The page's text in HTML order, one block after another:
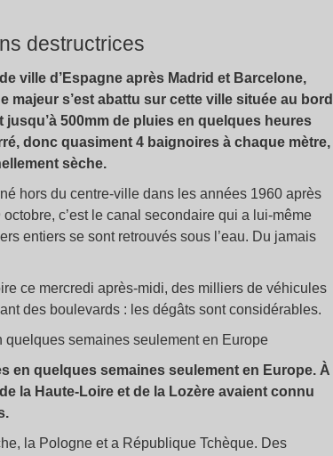
destructrices
ville d’Espagne après Madrid et Barcelone,
majeur s’est abattu sur cette ville située au bord
500mm de pluies en quelques heures
donc quasiment 4 baignoires à chaque mètre,
sèche.
hors du centre-ville dans les années 1960 après
c’est le canal secondaire qui a lui-même
entiers se sont retrouvés sous l’eau. Du jamais
ce mercredi après-midi, des milliers de véhicules
des boulevards : les dégâts sont considérables.
quelques semaines seulement en Europe
en quelques semaines seulement en Europe. À
la Haute-Loire et de la Lozère avaient connu
la Pologne et a République Tchèque. Des